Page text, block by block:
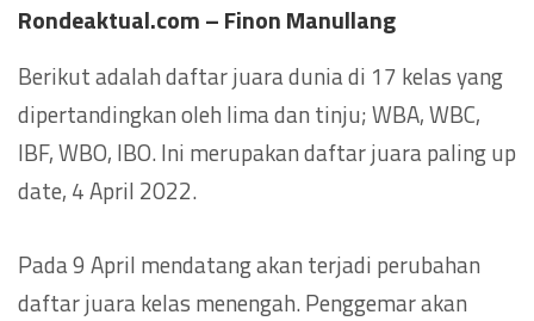
Rondeaktual.com – Finon Manullang
Berikut adalah daftar juara dunia di 17 kelas yang
dipertandingkan oleh lima dan tinju; WBA, WBC,
IBF, WBO, IBO. Ini merupakan daftar juara paling up
date, 4 April 2022.
Pada 9 April mendatang akan terjadi perubahan
daftar juara kelas menengah. Penggemar akan